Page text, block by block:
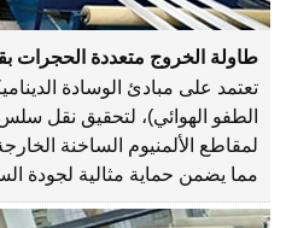
طاولة الخروج متعددة الحجرات
تعتمد على مبادئ الوسادة
الطفو الهوائي)، لتحقيق نقل
لمقاطع الألمنيوم الساخنة
مما يضمن حماية مثالية لجودة